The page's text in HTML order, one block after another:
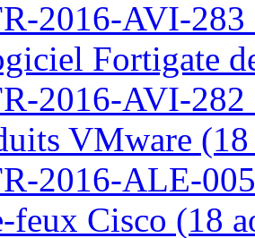
2016-AVI-
Fortigate
2016-AVI-
VMware
2016-ALE-
feux Cisco (18